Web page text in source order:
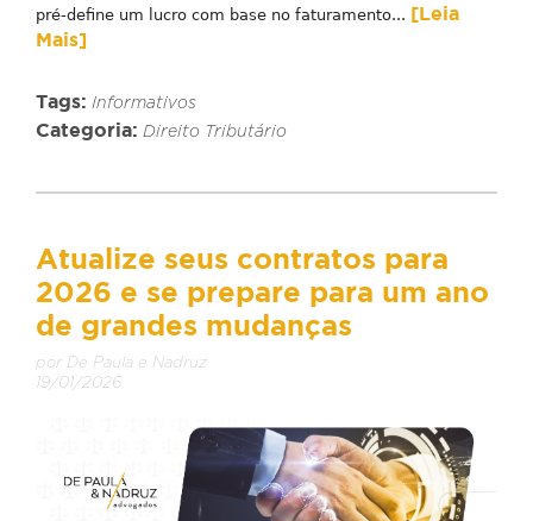
pré-define um lucro com base no faturamento... [Leia
Mais]
Tags: Informativos
Categoria: Direito Tributário
Atualize seus contratos para
2026 e se prepare para um ano
de grandes mudanças
por De Paula e Nadruz
19/01/2026